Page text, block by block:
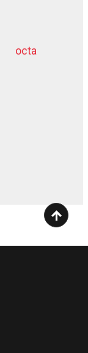
octa
dziļurbums